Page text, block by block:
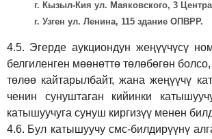
г. Кызыл-Кия ул. Маяковского, 3
г. Узген ул. Ленина, 115 здание ОПВРР.
4.5. Эгерде аукциондун жеңүүчүсү
белгиленген мөөнөттө төлөбөгөн
төлөө кайтарылбайт, жана жеңүүчү
ченин сунуштаган кийинки
катышуучуга сунуш киргизүү менен
4.6. Бул катышуучу смс-билдирүүнү